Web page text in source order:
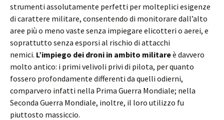
strumenti assolutamente perfetti per molteplici esigenze
di carattere militare, consentendo di monitorare dall’alto
aree più o meno vaste senza impiegare elicotteri o aerei, e
soprattutto senza esporsi al rischio di attacchi
nemici. L’impiego dei droni in ambito militareè davvero
molto antico: i primi velivoli privi di pilota, per quanto
fossero profondamente differenti da quelli odierni,
comparvero infatti nella Prima Guerra Mondiale; nella
Seconda Guerra Mondiale, inoltre, il loro utilizzo fu
piuttosto massiccio.